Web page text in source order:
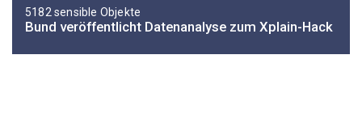
5182 sensible Objekte
Bund veröffentlicht Datenanalyse zum Xplain-Hack